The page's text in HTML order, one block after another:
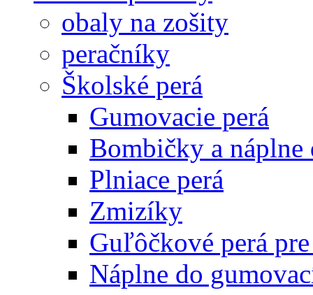
obaly na zošity
peračníky
Školské perá
Gumovacie perá
Bombičky a náplne
Plniace perá
Zmizíky
Guľôčkové perá
Náplne do